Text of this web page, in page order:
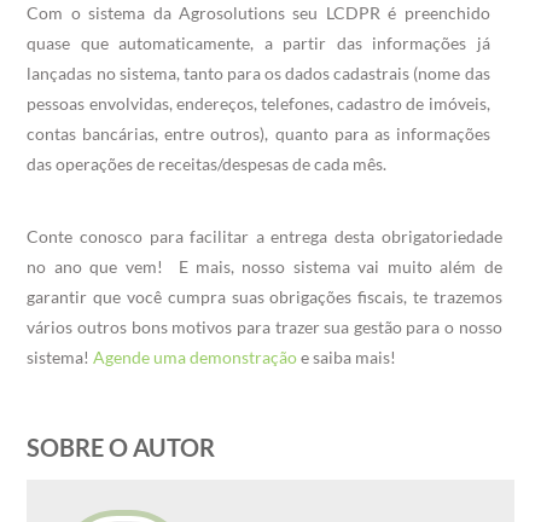
Com o sistema da Agrosolutions seu LCDPR é preenchido
quase que automaticamente, a partir das informações já
lançadas no sistema, tanto para os dados cadastrais (nome das
pessoas envolvidas, endereços, telefones, cadastro de imóveis,
contas bancárias, entre outros), quanto para as informações
das operações de receitas/despesas de cada mês.
Conte conosco para facilitar a entrega desta obrigatoriedade
no ano que vem! E mais, nosso sistema vai muito além de
garantir que você cumpra suas obrigações fiscais, te trazemos
vários outros bons motivos para trazer sua gestão para o nosso
sistema!Agende uma demonstraçãoe saiba mais!
SOBRE O AUTOR